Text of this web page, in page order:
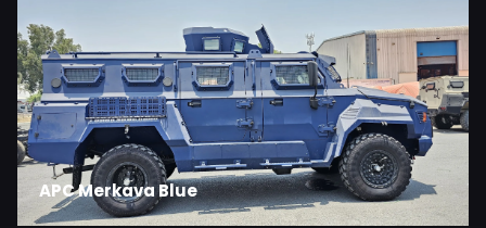
APC Merkava Blue